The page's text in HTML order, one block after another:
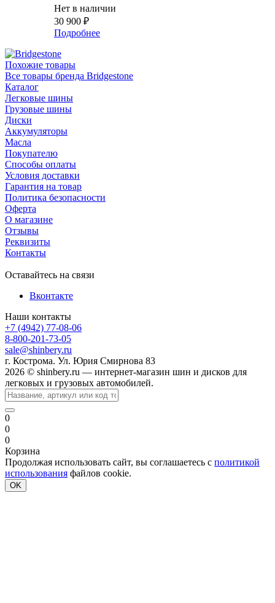
Нет в наличии
30 900 ₽
Подробнее
Похожие товары
Все товары бренда Bridgestone
Каталог
Легковые шины
Грузовые шины
Диски
Аккумуляторы
Масла
Покупателю
Способы оплаты
Условия доставки
Гарантия на товар
Политика безопасности
Оферта
О магазине
Отзывы
Реквизиты
Контакты
Оставайтесь на связи
Вконтакте
Наши контакты
+7 (4942) 77-08-06
8-800-201-73-05
sale@shinbery.ru
г. Кострома. Ул. Юрия Смирнова 83
2026 © shinbery.ru — интернет-магазин шин и дисков для
легковых и грузовых автомобилей.
0
0
0
Корзина
Продолжая использовать сайт, вы соглашаетесь с политикой
использования файлов cookie.
OK